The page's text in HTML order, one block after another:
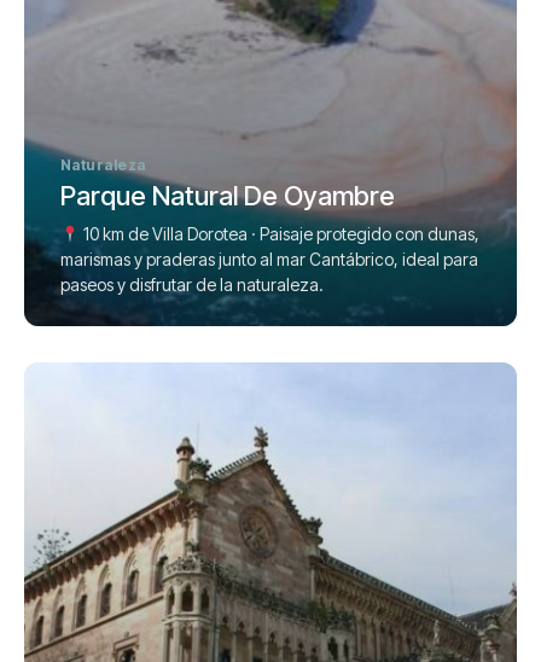
Naturaleza
Parque Natural De Oyambre
10 km de Villa Dorotea · Paisaje protegido con dunas,
marismas y praderas junto al mar Cantábrico, ideal para
paseos y disfrutar de la naturaleza.